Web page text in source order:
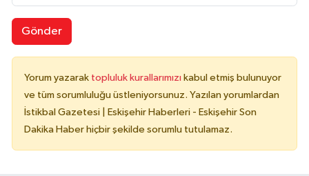
Gönder
Yorum yazarak topluluk kurallarımızı kabul etmiş bulunuyor
ve tüm sorumluluğu üstleniyorsunuz. Yazılan yorumlardan
İstikbal Gazetesi | Eskişehir Haberleri - Eskişehir Son
Dakika Haber hiçbir şekilde sorumlu tutulamaz.